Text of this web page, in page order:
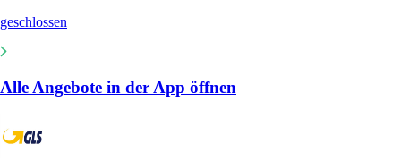
geschlossen
Alle Angebote in der App öffnen